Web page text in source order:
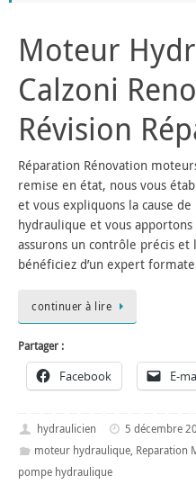
Moteur
Calzoni
Révision
Réparation Rénovation
remise en état, nous vous
et vous expliquons la cause
hydraulique et vous
assurons un contrôle précis et
bénéficiez d’un expert
continuer à lire
Partager :
Facebook E-
hydraulicien
5 décembre
moteur hydraulique, Reparation
pompe hydraulique